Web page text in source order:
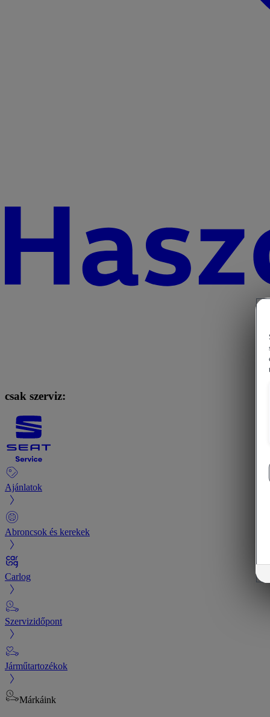
csak szerviz:
Ajánlatok
Abroncsok és kerekek
Carlog
Szervizidőpont
Járműtartozékok
Márkáink